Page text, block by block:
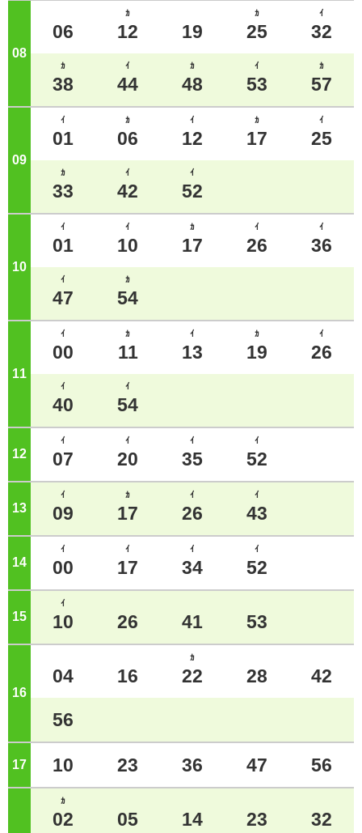
08 ジ
06
ｶ
12 19
ｶ
25
ｲ
32
ｶ
38
ｲ
44
ｶ
48
ｲ
53
ｶ
57
09 ジ
ｲ
01
ｶ
06
ｲ
12
ｶ
17
ｲ
25
ｶ
33
ｲ
42
ｲ
52
10 ジ
ｲ
01
ｲ
10
ｶ
17
ｲ
26
ｲ
36
ｲ
47
ｶ
54
11 ジ
ｲ
00
ｶ
11
ｲ
13
ｶ
19
ｲ
26
ｲ
40
ｲ
54
12
ｲ
07
ｲ
20
ｲ
35
ｲ
52
13
ｲ
09
ｶ
17
ｲ
26
ｲ
43
14
ｲ
00
ｲ
17
ｲ
34
ｲ
52
15
ｲ
10 26 41 53
16
04 16
ｶ
22 28 42
56
17 10 23 36 47 56
ｶ
02 05 14 23 32